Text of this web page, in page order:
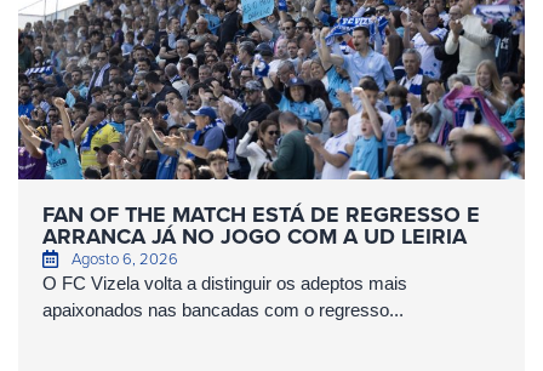
FAN OF THE MATCH ESTÁ DE REGRESSO E
ARRANCA JÁ NO JOGO COM A UD LEIRIA
Agosto 6, 2026
O FC Vizela volta a distinguir os adeptos mais
apaixonados nas bancadas com o regresso...